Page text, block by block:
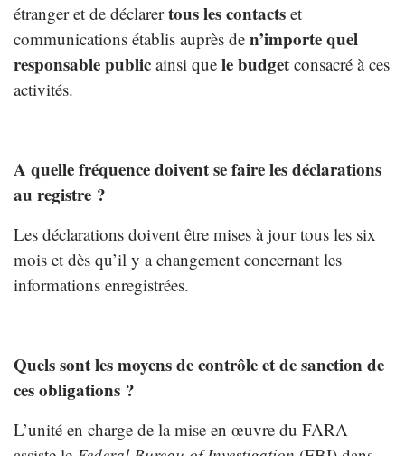
étranger et de déclarertous les contacts et
communications établis auprès de n’importe quel
responsable public ainsi que le budget consacré à ces
activités.
A quelle fréquence doivent se faire les déclarations
au registre ?
Les déclarations doivent être mises à jour tous les six
mois et dès qu’il y a changement concernant les
informations enregistrées.
Quels sont les moyens de contrôle et de sanction de
ces obligations ?
L’unité en charge de la mise en œuvre du FARA